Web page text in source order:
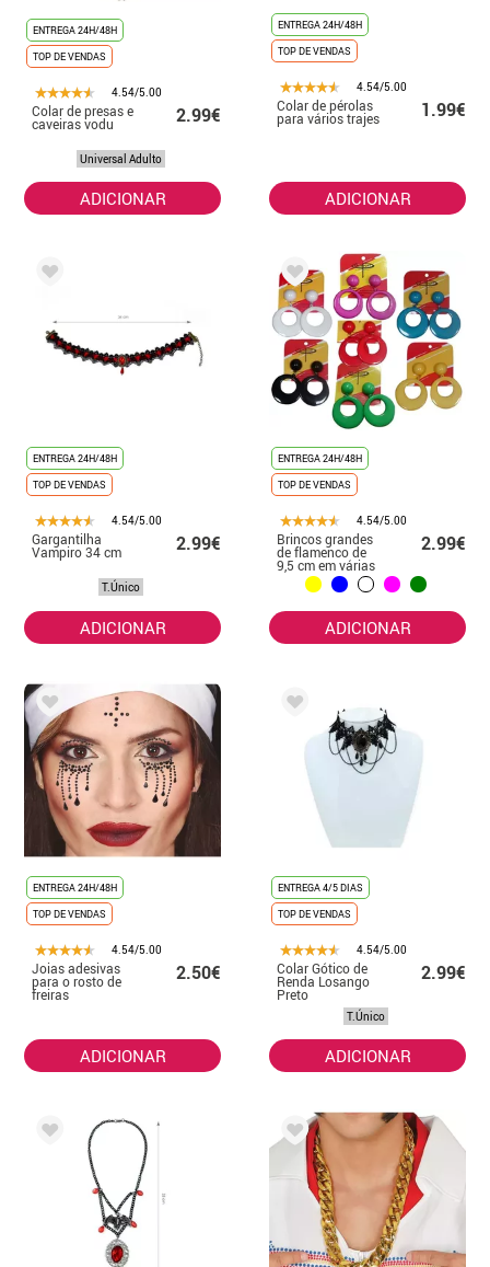
ENTREGA 24H/48H
TOP DE VENDAS
4.54/5.00
Colar de presas e
caveiras vodu 2.99€
Universal Adulto
ADICIONAR
ENTREGA 24H/48H
TOP DE VENDAS
4.54/5.00
Colar de pérolas
para vários trajes 1.99€
ADICIONAR
ENTREGA 24H/48H
TOP DE VENDAS
4.54/5.00
Gargantilha
Vampiro 34 cm 2.99€
T.Único
ADICIONAR
ENTREGA 24H/48H
TOP DE VENDAS
4.54/5.00
Brincos grandes
de flamenco de
9,5 cm em várias
cores
2.99€
ADICIONAR
ENTREGA 24H/48H
TOP DE VENDAS
4.54/5.00
Joias adesivas
para o rosto de
freiras
2.50€
ADICIONAR
ENTREGA 4/5 DIAS
TOP DE VENDAS
4.54/5.00
Colar Gótico de
Renda Losango
Preto
2.99€
T.Único
ADICIONAR